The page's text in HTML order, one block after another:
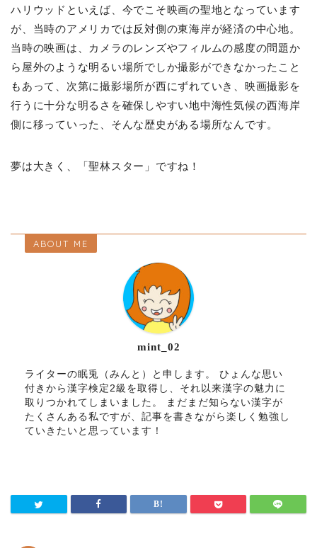
ハリウッドといえば、今でこそ映画の聖地となっています
が、当時のアメリカでは反対側の東海岸が経済の中心地。
当時の映画は、カメラのレンズやフィルムの感度の問題か
ら屋外のような明るい場所でしか撮影ができなかったこと
もあって、次第に撮影場所が西にずれていき、映画撮影を
行うに十分な明るさを確保しやすい地中海性気候の西海岸
側に移っていった、そんな歴史がある場所なんです。
夢は大きく、「聖林スター」ですね！
ABOUT ME
mint_02
ライターの眠兎（みんと）と申します。 ひょんな思い
付きから漢字検定2級を取得し、それ以来漢字の魅力に
取りつかれてしまいました。 まだまだ知らない漢字が
たくさんある私ですが、記事を書きながら楽しく勉強し
ていきたいと思っています！